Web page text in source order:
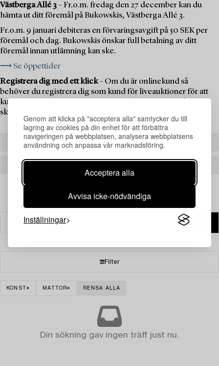
Genom att klicka på "acceptera alla" samtycker du till
lagring av cookies på din enhet för att förbättra
navigeringen på webbplatsen, analysera webbplatsens
användning och anpassa vår marknadsföring.
Acceptera alla
Avvisa icke-nödvändiga
Inställningar
Västberga Allé 3– Fr.o.m. fredag den 27 december kan du
hämta ut ditt föremål på Bukowskis, Västberga Allé 3.
Fr.o.m. 9 januari debiteras en förvaringsavgift på 50 SEK per
föremål och dag. Bukowskis önskar full betalning av ditt
föremål innan utlämning kan ske.
⟶ Se öppettider
Registrera dig med ett klick– Om du är onlinekund så
behöver du registrera dig som kund för liveauktioner för att
kunna delta i auktionen. Om du är ny kund hos oss måste du
skapa ett kundkonto först.
REGISTRERA DIG
Filter
KONST MATTOR RENSA ALLA
Din sökning gav ingen träff just nu.